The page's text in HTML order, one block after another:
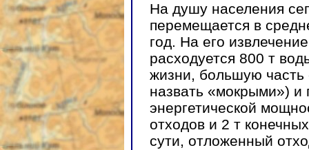
На душу населения
перемещается в
год. На его
расходуется 800 т
жизни, большую
назвать «мокрыми») и
энергетической
отходов и 2 т
сути, отложенный